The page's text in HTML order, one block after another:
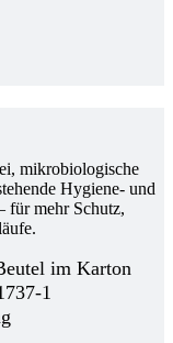
mikrobiologische
Hygiene- und
für mehr Schutz,
im Karton
1